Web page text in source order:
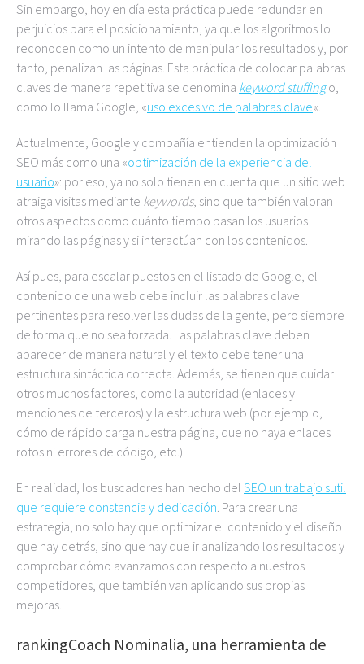
Sin embargo, hoy en día esta práctica puede redundar en
perjuicios para el posicionamiento, ya que los algoritmos lo
reconocen como un intento de manipular los resultados y, por
tanto, penalizan las páginas. Esta práctica de colocar palabras
claves de manera repetitiva se denomina keyword stuffingo,
como lo llama Google, «uso excesivo de palabras clave«.
Actualmente, Google y compañía entienden la optimización
SEO más como una «optimización de la experiencia del
usuario»: por eso, ya no solo tienen en cuenta que un sitio web
atraiga visitas mediante keywords, sino que también valoran
otros aspectos como cuánto tiempo pasan los usuarios
mirando las páginas y si interactúan con los contenidos.
Así pues, para escalar puestos en el listado de Google, el
contenido de una web debe incluir las palabras clave
pertinentes para resolver las dudas de la gente, pero siempre
de forma que no sea forzada. Las palabras clave deben
aparecer de manera natural y el texto debe tener una
estructura sintáctica correcta. Además, se tienen que cuidar
otros muchos factores, como la autoridad (enlaces y
menciones de terceros) y la estructura web (por ejemplo,
cómo de rápido carga nuestra página, que no haya enlaces
rotos ni errores de código, etc.).
En realidad, los buscadores han hecho del SEO un trabajo sutil
que requiere constancia y dedicación. Para crear una
estrategia, no solo hay que optimizar el contenido y el diseño
que hay detrás, sino que hay que ir analizando los resultados y
comprobar cómo avanzamos con respecto a nuestros
competidores, que también van aplicando sus propias
mejoras.
rankingCoach Nominalia, una herramienta de